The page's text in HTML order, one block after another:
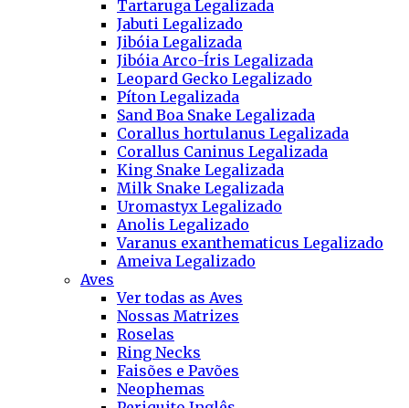
Tartaruga Legalizada
Jabuti Legalizado
Jibóia Legalizada
Jibóia Arco-Íris Legalizada
Leopard Gecko Legalizado
Píton Legalizada
Sand Boa Snake Legalizada
Corallus hortulanus Legalizada
Corallus Caninus Legalizada
King Snake Legalizada
Milk Snake Legalizada
Uromastyx Legalizado
Anolis Legalizado
Varanus exanthematicus Legalizado
Ameiva Legalizado
Aves
Ver todas as Aves
Nossas Matrizes
Roselas
Ring Necks
Faisões e Pavões
Neophemas